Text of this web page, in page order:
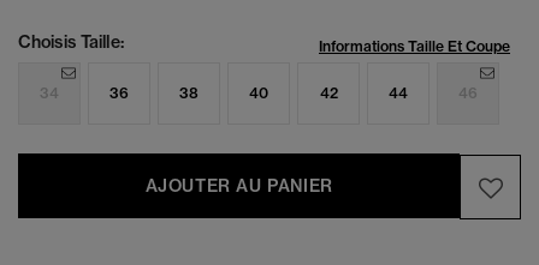
Choisis Taille: Informations Taille Et Coupe
34 36 38 40 42 44 46
AJOUTER AU PANIER